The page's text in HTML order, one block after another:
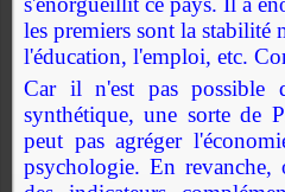
les premiers sont la stabilité
l'éducation, l'emploi, etc.
Car il n'est pas possible
synthétique, une sorte
peut pas agréger
psychologie. En